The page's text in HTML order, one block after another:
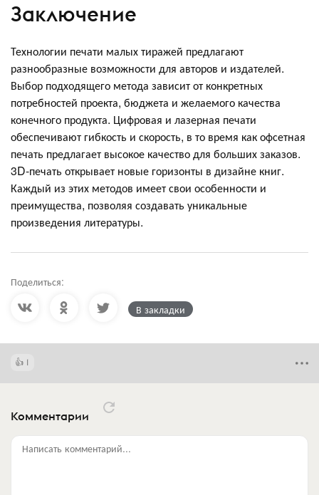
Заключение
Технологии печати малых тиражей предлагают
разнообразные возможности для авторов и издателей.
Выбор подходящего метода зависит от конкретных
потребностей проекта, бюджета и желаемого качества
конечного продукта. Цифровая и лазерная печати
обеспечивают гибкость и скорость, в то время как офсетная
печать предлагает высокое качество для больших заказов.
3D-печать открывает новые горизонты в дизайне книг.
Каждый из этих методов имеет свои особенности и
преимущества, позволяя создавать уникальные
произведения литературы.
Поделиться:
В закладки
1
Комментарии
Написать комментарий...